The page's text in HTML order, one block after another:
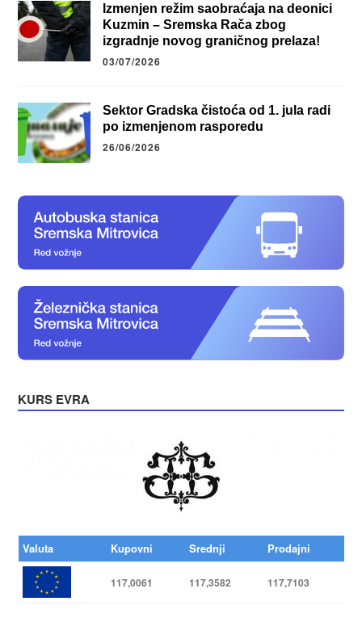
Izmenjen režim saobraćaja na deonici
Kuzmin – Sremska Rača zbog
izgradnje novog graničnog prelaza!
03/07/2026
Sektor Gradska čistoća od 1. jula radi
po izmenjenom rasporedu
26/06/2026
KURS EVRA
Valuta Kupovni Srednji Prodajni
117,0061 117,3582 117,7103